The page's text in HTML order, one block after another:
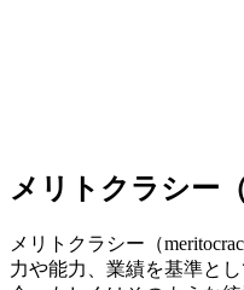
メリトクラシー
メリトクラシー（
力や能力、業績を基準と